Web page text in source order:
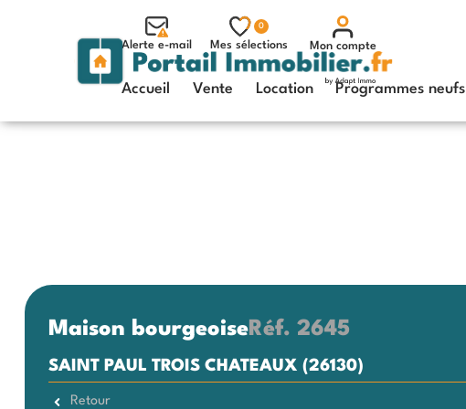
Alerte e-mail
0
Mes sélections Mon compte
Accueil Vente Location Programmes neufs
Maison bourgeoiseRéf. 2645
SAINT PAUL TROIS CHATEAUX (26130)
Retour